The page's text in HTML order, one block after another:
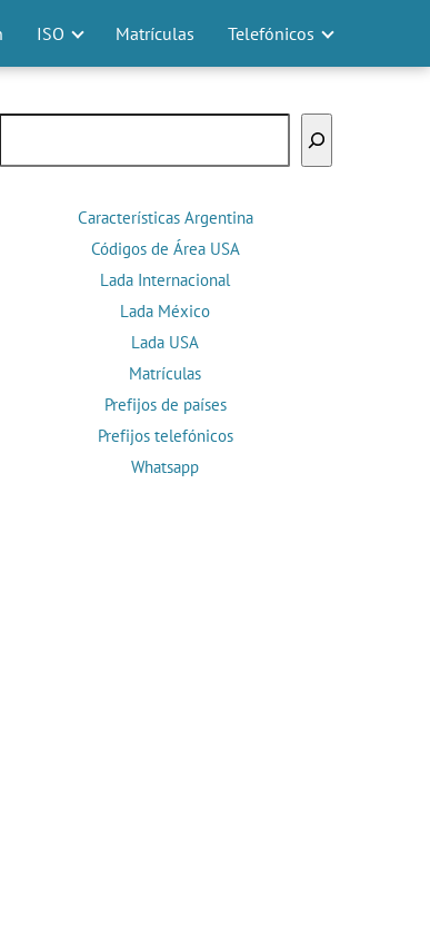
ISO Matrículas Telefónicos
Características Argentina
Códigos de Área USA
Lada Internacional
Lada México
Lada USA
Matrículas
Prefijos de países
Prefijos telefónicos
Whatsapp